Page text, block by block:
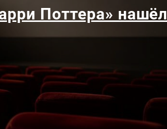
Поттера» нашёл